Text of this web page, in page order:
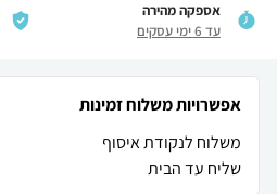
אספקה מהירה
עד 6 ימי עסקים
אפשרויות משלוח זמינות
משלוח לנקודת איסוף
שליח עד הבית